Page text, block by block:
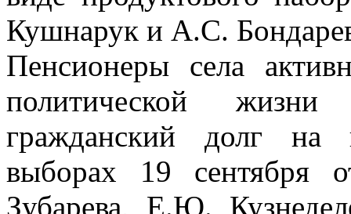
Кушнарук и А.С.
Пенсионеры села
политической
гражданский долг на
выборах 19 сентября
Зубарева, Е.Ю.